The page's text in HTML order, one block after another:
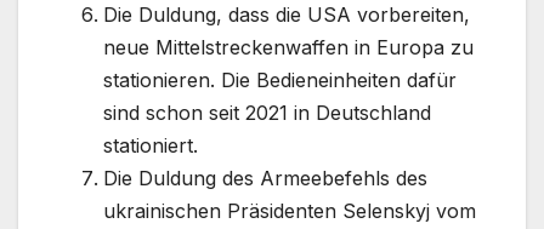
Die Duldung, dass die USA vorbereiten,
neue Mittelstreckenwaffen in Europa zu
stationieren. Die Bedieneinheiten dafür
sind schon seit 2021 in Deutschland
stationiert.
Die Duldung des Armeebefehls des
ukrainischen Präsidenten Selenskyj vom